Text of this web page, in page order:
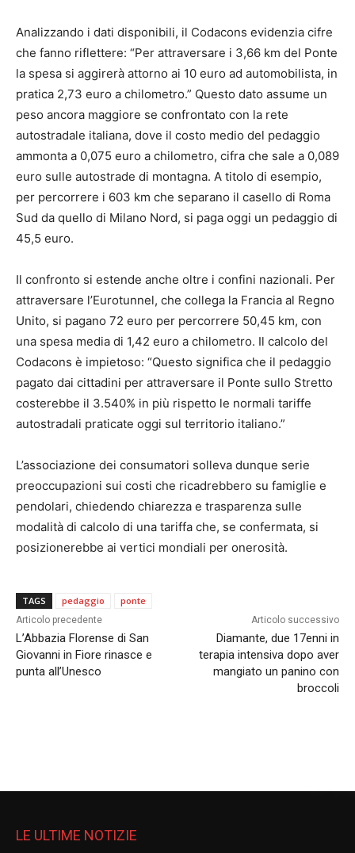
Analizzando i dati disponibili, il Codacons evidenzia cifre
che fanno riflettere: “Per attraversare i 3,66 km del Ponte
la spesa si aggirerà attorno ai 10 euro ad automobilista, in
pratica 2,73 euro a chilometro.” Questo dato assume un
peso ancora maggiore se confrontato con la rete
autostradale italiana, dove il costo medio del pedaggio
ammonta a 0,075 euro a chilometro, cifra che sale a 0,089
euro sulle autostrade di montagna. A titolo di esempio,
per percorrere i 603 km che separano il casello di Roma
Sud da quello di Milano Nord, si paga oggi un pedaggio di
45,5 euro.
Il confronto si estende anche oltre i confini nazionali. Per
attraversare l’Eurotunnel, che collega la Francia al Regno
Unito, si pagano 72 euro per percorrere 50,45 km, con
una spesa media di 1,42 euro a chilometro. Il calcolo del
Codacons è impietoso: “Questo significa che il pedaggio
pagato dai cittadini per attraversare il Ponte sullo Stretto
costerebbe il 3.540% in più rispetto le normali tariffe
autostradali praticate oggi sul territorio italiano.”
L’associazione dei consumatori solleva dunque serie
preoccupazioni sui costi che ricadrebbero su famiglie e
pendolari, chiedendo chiarezza e trasparenza sulle
modalità di calcolo di una tariffa che, se confermata, si
posizionerebbe ai vertici mondiali per onerosità.
TAGS pedaggio ponte
Articolo precedente
L’Abbazia Florense di San
Giovanni in Fiore rinasce e
punta all’Unesco
Articolo successivo
Diamante, due 17enni in
terapia intensiva dopo aver
mangiato un panino con
broccoli
LE ULTIME NOTIZIE